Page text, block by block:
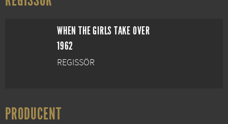
WHEN THE GIRLS TAKE OVER
1962
REGISSÖR
PRODUCENT